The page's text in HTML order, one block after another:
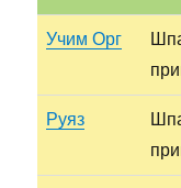
Учим Орг
Руяз